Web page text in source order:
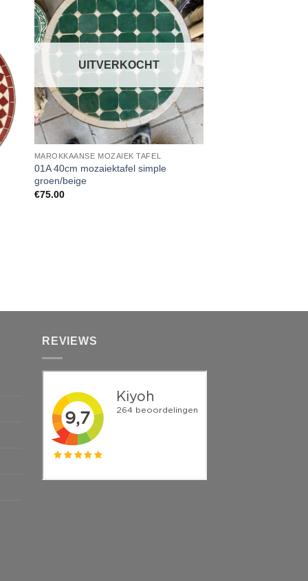
UITVERKOCHT
MAROKKAANSE MOZAIEK TAFEL
01A 40cm mozaiektafel simple
groen/beige
€75.00
REVIEWS